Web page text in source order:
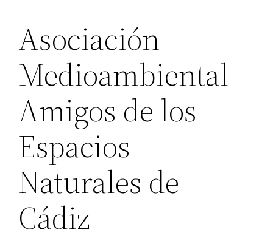
Asociación
Medioambiental
Amigos de los
Espacios
Naturales de
Cádiz